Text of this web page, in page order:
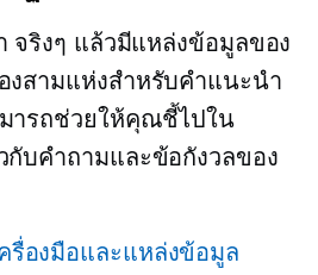
จริงๆ แล้วมีแหล่งข้อมูลของ
งสามแห่งสำหรับคำแนะนำ
ารถช่วยให้คุณชี้ไปใน
กับคำถามและข้อกังวลของ
รื่องมือและแหล่งข้อมูล